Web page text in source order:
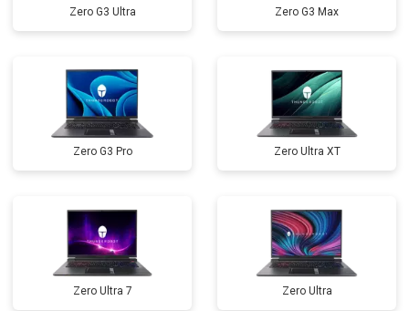
Замена северного моста от 3500 ₽
Zero G3 Ultra Zero G3 Max
Zero G3 Pro Zero Ultra XT
Zero Ultra 7 Zero Ultra